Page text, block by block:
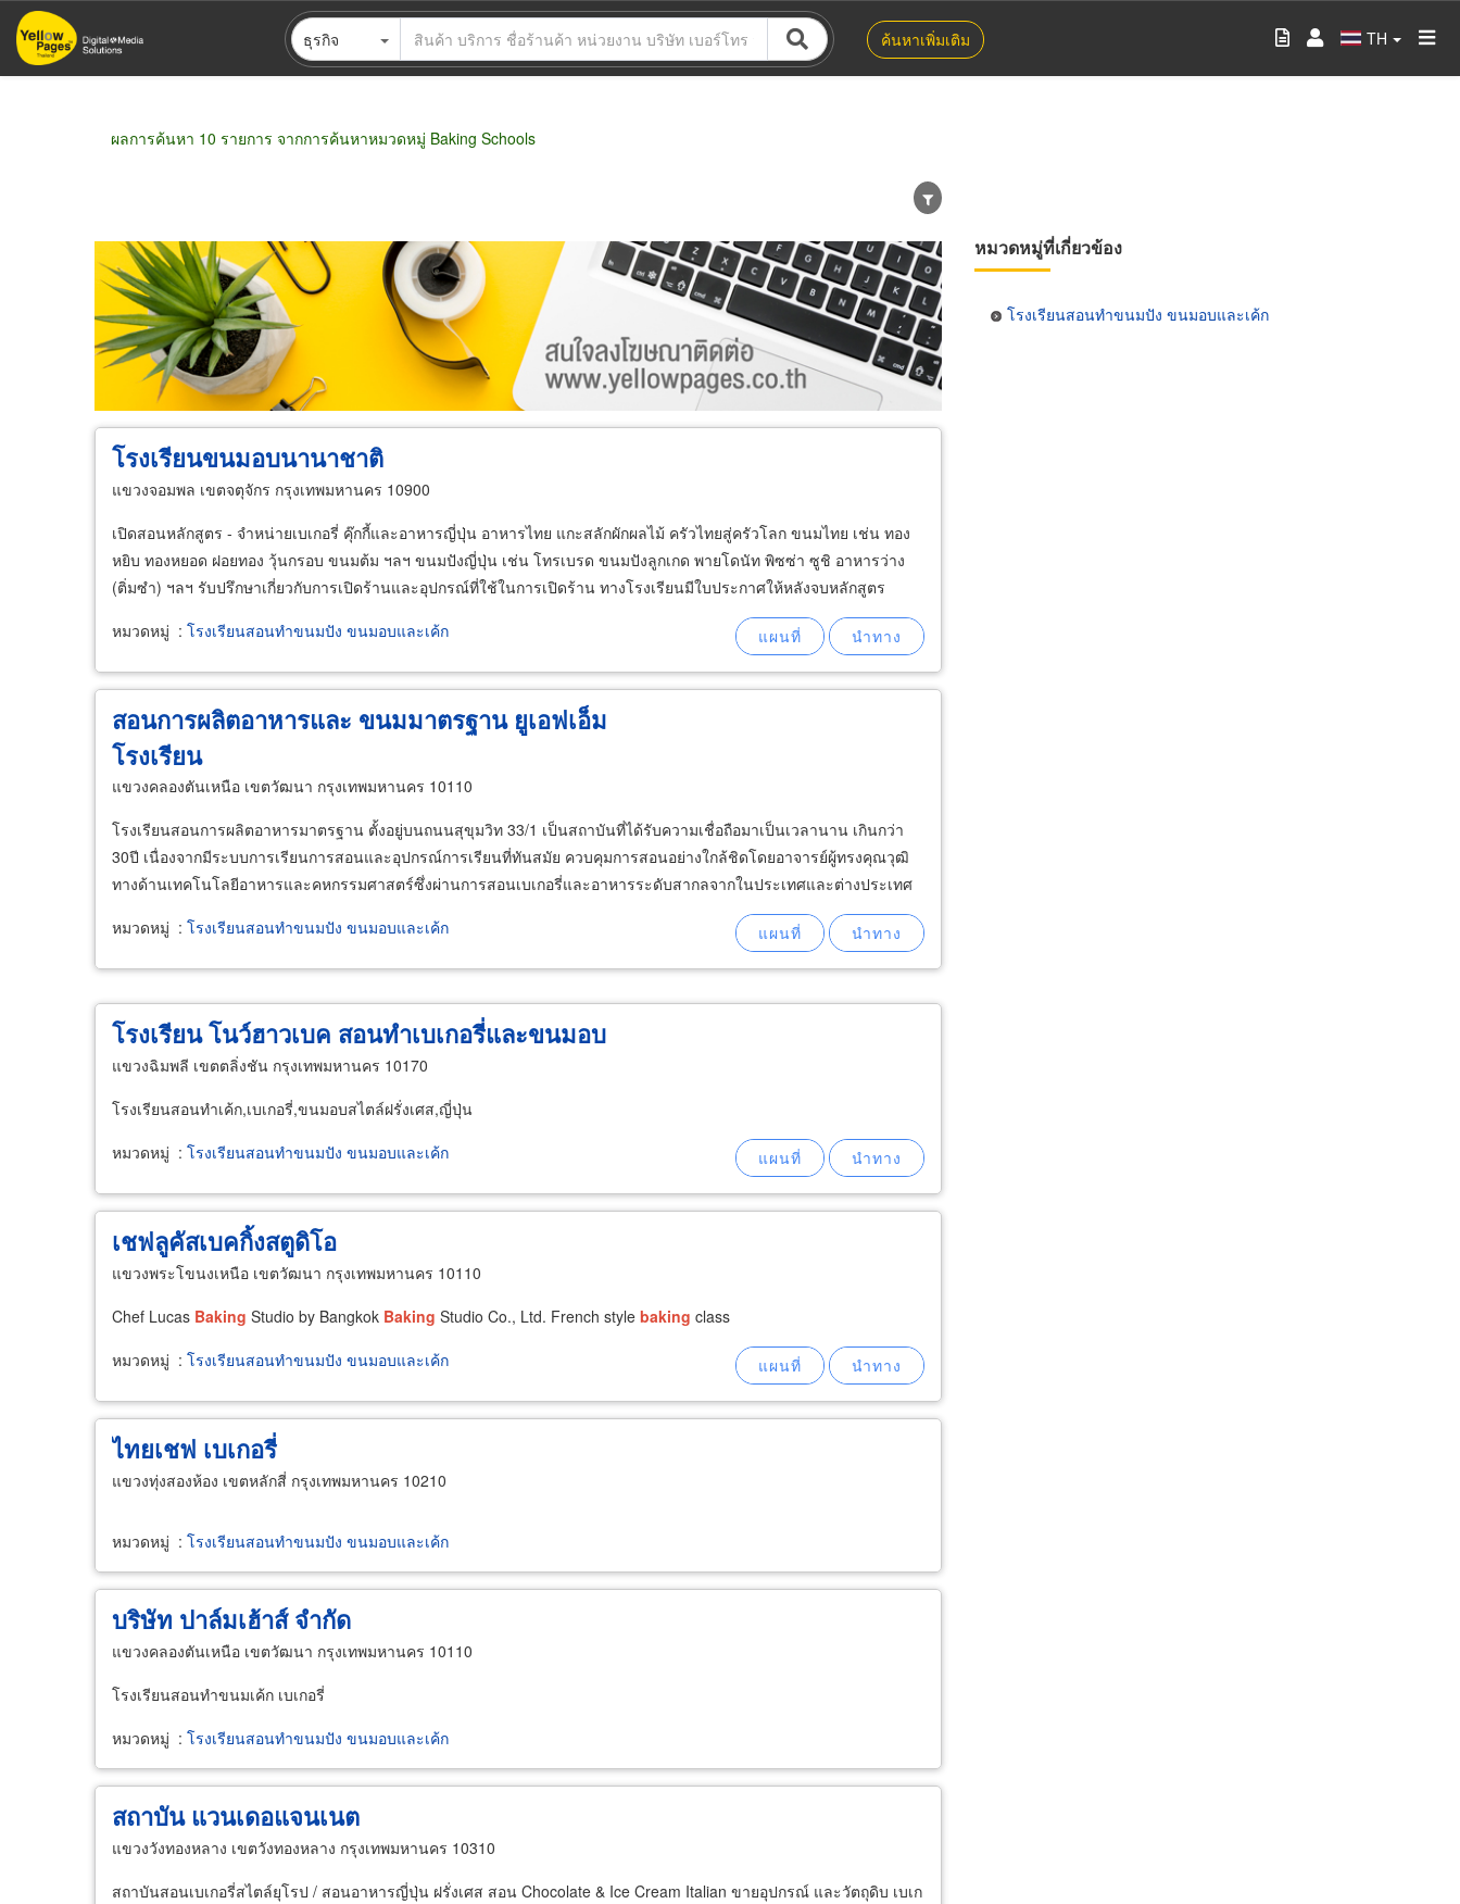
ข้าม
ไป
ธุรกิจ ค้นหาเพิ่มเติม TH
ผลการค้นหา 10 รายการ จากการค้นหาหมวดหมู่ Baking Schools
ขายส่ง ขายปลีก ผู้ผลิต ตัวแทนจัดจำหน่าย ผู้ส่งออก/นำเข้า ธุรกิจบริการ
โรงเรียนขนมอบนานาชาติ
แขวงจอมพล เขตจตุจักร กรุงเทพมหานคร 10900
เปิดสอนหลักสูตร - จำหน่ายเบเกอรี่ คุ๊กกี้และอาหารญี่ปุ่น อาหารไทย แกะสลักผักผลไม้ ครัวไทยสู่ครัวโลก ขนมไทย เช่น ทอง
หยิบ ทองหยอด ฝอยทอง วุ้นกรอบ ขนมต้ม ฯลฯ ขนมปังญี่ปุ่น เช่น โทรเบรด ขนมปังลูกเกด พายโดนัท พิซซ่า ซูชิ อาหารว่าง
(ติ่มซำ) ฯลฯ รับปรึกษาเกี่ยวกับการเปิดร้านและอุปกรณ์ที่ใช้ในการเปิดร้าน ทางโรงเรียนมีใบประกาศให้หลังจบหลักสูตร
หมวดหมู่ : โรงเรียนสอนทำขนมปัง ขนมอบและเค้ก
สอนการผลิตอาหารและ ขนมมาตรฐาน ยูเอฟเอ็ม
โรงเรียน
แขวงคลองตันเหนือ เขตวัฒนา กรุงเทพมหานคร 10110
โรงเรียนสอนการผลิตอาหารมาตรฐาน ตั้งอยู่บนถนนสุขุมวิท 33/1 เป็นสถาบันที่ได้รับความเชื่อถือมาเป็นเวลานาน เกินกว่า
30ปี เนื่องจากมีระบบการเรียนการสอนและอุปกรณ์การเรียนที่ทันสมัย ควบคุมการสอนอย่างใกล้ชิดโดยอาจารย์ผู้ทรงคุณวุฒิ
ทางด้านเทคโนโลยีอาหารและคหกรรมศาสตร์ซึ่งผ่านการสอนเบเกอรี่และอาหารระดับสากลจากในประเทศและต่างประเทศ
หมวดหมู่ : โรงเรียนสอนทำขนมปัง ขนมอบและเค้ก
โรงเรียน โนว์ฮาวเบค สอนทำเบเกอรี่และขนมอบ
แขวงฉิมพลี เขตตลิ่งชัน กรุงเทพมหานคร 10170
โรงเรียนสอนทำเค้ก,เบเกอรี่,ขนมอบสไตล์ฝรั่งเศส,ญี่ปุ่น
หมวดหมู่ : โรงเรียนสอนทำขนมปัง ขนมอบและเค้ก
เชฟลูคัสเบคกิ้งสตูดิโอ
แขวงพระโขนงเหนือ เขตวัฒนา กรุงเทพมหานคร 10110
Chef Lucas Baking Studio by Bangkok Baking Studio Co., Ltd. French style baking class
หมวดหมู่ : โรงเรียนสอนทำขนมปัง ขนมอบและเค้ก
ไทยเชฟ เบเกอรี่
แขวงทุ่งสองห้อง เขตหลักสี่ กรุงเทพมหานคร 10210
หมวดหมู่ : โรงเรียนสอนทำขนมปัง ขนมอบและเค้ก
บริษัท ปาล์มเฮ้าส์ จำกัด
แขวงคลองตันเหนือ เขตวัฒนา กรุงเทพมหานคร 10110
โรงเรียนสอนทำขนมเค้ก เบเกอรี่
หมวดหมู่ : โรงเรียนสอนทำขนมปัง ขนมอบและเค้ก
สถาบัน แวนเดอแจนเนต
แขวงวังทองหลาง เขตวังทองหลาง กรุงเทพมหานคร 10310
สถาบันสอนเบเกอรี่สไตล์ยุโรป / สอนอาหารญี่ปุ่น ฝรั่งเศส สอน Chocolate & Ice Cream Italian ขายอุปกรณ์ และวัตถุดิบ เบเก
หมวดหมู่ที่เกี่ยวข้อง
โรงเรียนสอนทำขนมปัง ขนมอบและเค้ก